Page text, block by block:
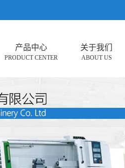
产品中心
PRODUCT CENTER
关于我们
ABOUT US